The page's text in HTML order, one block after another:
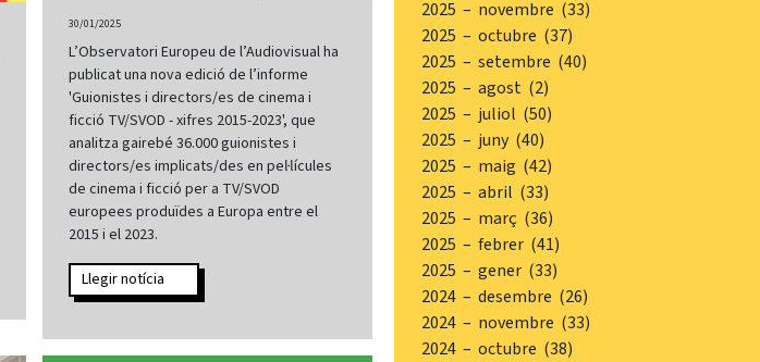
30/01/2025
L’Observatori Europeu de l’Audiovisual ha
publicat una nova edició de l’informe
'Guionistes i directors/es de cinema i
ficció TV/SVOD - xifres 2015-2023', que
analitza gairebé 36.000 guionistes i
directors/es implicats/des en pel·lícules
de cinema i ficció per a TV/SVOD
europees produïdes a Europa entre el
2015 i el 2023.
Llegir notícia
2025 – novembre (33)
2025 – octubre (37)
2025 – setembre (40)
2025 – agost (2)
2025 – juliol (50)
2025 – juny (40)
2025 – maig (42)
2025 – abril (33)
2025 – març (36)
2025 – febrer (41)
2025 – gener (33)
2024 – desembre (26)
2024 – novembre (33)
2024 – octubre (38)